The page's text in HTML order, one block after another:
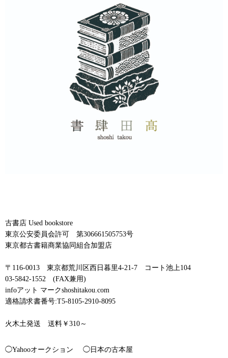
古書店 Used bookstore
東京公安委員会許可 第306661505753号
東京都古書籍商業協同組合加盟店
〒116-0013 東京都荒川区西日暮里4-21-7 コート池上104
03-5842-1552 (FAX兼用)
infoアット マークshoshitakou.com
適格請求書番号:T5-8105-2910-8095
火木土発送 送料￥310～
◯Yahooオークション ◯日本の古本屋